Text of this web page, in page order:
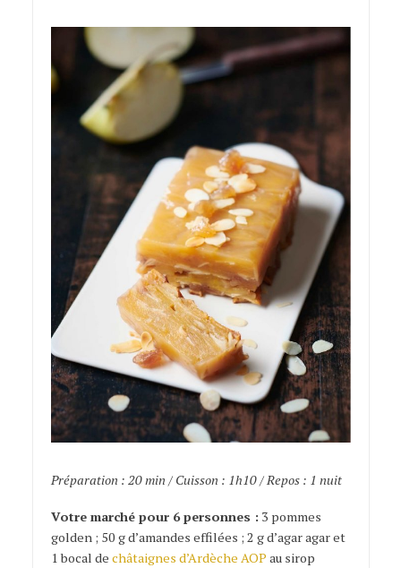
Préparation : 20 min / Cuisson : 1h10 / Repos : 1 nuit
Votre marché pour 6 personnes : 3 pommes
golden ; 50 g d’amandes effilées ; 2 g d’agar agar et
1 bocal de châtaignes d’Ardèche AOP au sirop